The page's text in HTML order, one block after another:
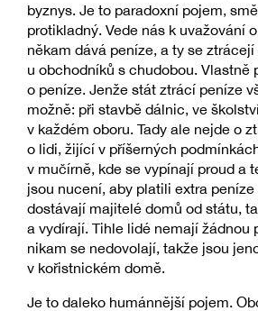
byznys. Je to paradoxní pojem,
protikladný. Vede nás k uvažování
někam dává peníze, a ty se
u obchodníků s chudobou. Vlastně
o peníze. Jenže stát ztrácí peníze
možně: při stavbě dálnic, ve
v každém oboru. Tady ale nejde o
o lidi, žijící v příšerných
v mučírně, kde se vypínají proud a
jsou nucení, aby platili extra
dostávají majitelé domů od státu,
a vydírají. Tihle lidé nemají žádnou
nikam se nedovolají, takže jsou
v kořistnickém domě.
Je to daleko humánnější pojem.